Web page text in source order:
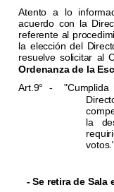
Atento a lo
acuerdo con la
referente al
la elección del
resuelve solicitar al
Ordenanza de la
Art.9° -
la
- Se retira de Sala